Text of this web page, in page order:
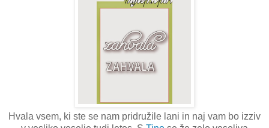
Hvala vsem, ki ste se nam pridružile lani in naj vam bo izziv